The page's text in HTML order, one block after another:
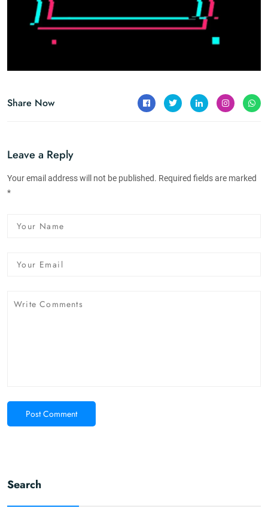
Share Now
Leave a Reply
Your email address will not be published. Required fields are marked
*
Post Comment
Search